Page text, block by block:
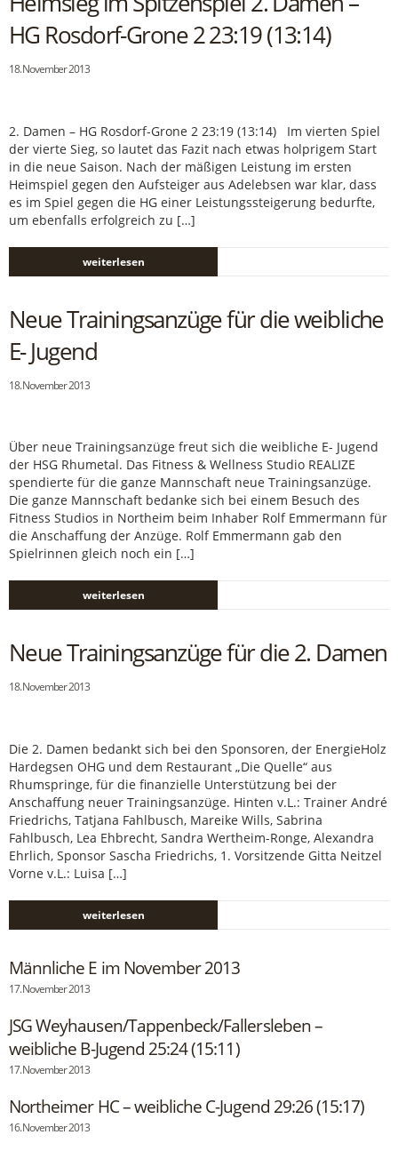
HG Rosdorf-Grone 2 23:19 (13:14)
18. November 2013
2. Damen – HG Rosdorf-Grone 2 23:19 (13:14) Im vierten Spiel
der vierte Sieg, so lautet das Fazit nach etwas holprigem Start
in die neue Saison. Nach der mäßigen Leistung im ersten
Heimspiel gegen den Aufsteiger aus Adelebsen war klar, dass
es im Spiel gegen die HG einer Leistungssteigerung bedurfte,
um ebenfalls erfolgreich zu […]
weiterlesen
Neue Trainingsanzüge für die weibliche
E- Jugend
18. November 2013
Über neue Trainingsanzüge freut sich die weibliche E- Jugend
der HSG Rhumetal. Das Fitness & Wellness Studio REALIZE
spendierte für die ganze Mannschaft neue Trainingsanzüge.
Die ganze Mannschaft bedanke sich bei einem Besuch des
Fitness Studios in Northeim beim Inhaber Rolf Emmermann für
die Anschaffung der Anzüge. Rolf Emmermann gab den
Spielrinnen gleich noch ein […]
weiterlesen
Neue Trainingsanzüge für die 2. Damen
18. November 2013
Die 2. Damen bedankt sich bei den Sponsoren, der EnergieHolz
Hardegsen OHG und dem Restaurant „Die Quelle“ aus
Rhumspringe, für die finanzielle Unterstützung bei der
Anschaffung neuer Trainingsanzüge. Hinten v.L.: Trainer André
Friedrichs, Tatjana Fahlbusch, Mareike Wills, Sabrina
Fahlbusch, Lea Ehbrecht, Sandra Wertheim-Ronge, Alexandra
Ehrlich, Sponsor Sascha Friedrichs, 1. Vorsitzende Gitta Neitzel
Vorne v.L.: Luisa […]
weiterlesen
Männliche E im November 2013
17. November 2013
JSG Weyhausen/Tappenbeck/Fallersleben –
weibliche B-Jugend 25:24 (15:11)
17. November 2013
Northeimer HC – weibliche C-Jugend 29:26 (15:17)
16. November 2013